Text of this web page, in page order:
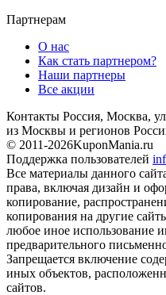
Партнерам
О нас
Как стать партнером?
Наши партнеры
Все акции
Контакты Россия, Москва,
из Москвы и регионов
© 2011-2026KuponMania.ru
Поддержка пользователей
Все материалы данного
права, включая дизайн и
копирование,
копирования на другие
любое иное использование
предварительного
Запрещается включение
иных объектов,
сайтов.